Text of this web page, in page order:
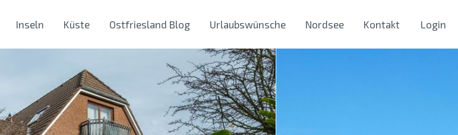
Inseln Küste Ostfriesland Blog Urlaubswünsche Nordsee Kontakt Login